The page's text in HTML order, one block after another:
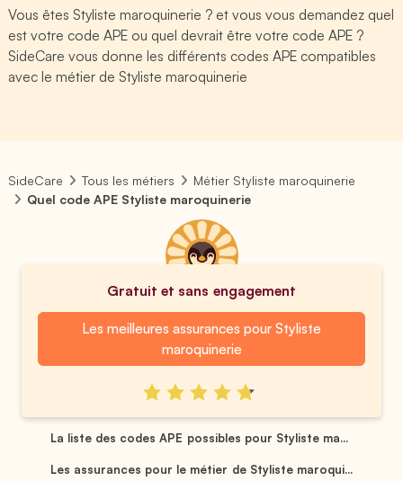
Vous êtes Styliste maroquinerie ? et vous vous demandez quel
est votre code APE ou quel devrait être votre code APE ?
SideCare vous donne les différents codes APE compatibles
avec le métier de Styliste maroquinerie
SideCare Tous les métiers
Métier Styliste maroquinerie
Quel code APE Styliste maroquinerie
Gratuit et sans engagement
Les meilleures assurances pour Styliste
maroquinerie
La liste des codes APE possibles pour Styliste ma...
Les assurances pour le métier de Styliste maroqui...